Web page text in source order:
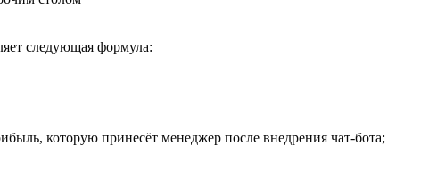
следующая формула:
которую принесёт менеджер после внедрения чат-бота;